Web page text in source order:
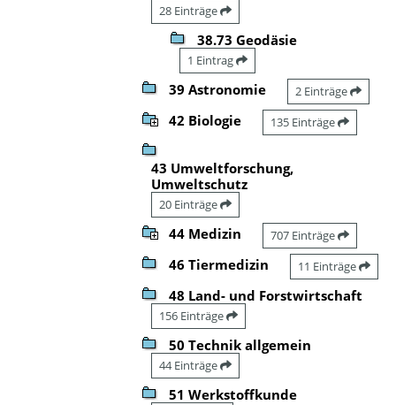
28 Einträge
38.73 Geodäsie
1 Eintrag
39 Astronomie 2 Einträge
42 Biologie 135 Einträge
43 Umweltforschung,
Umweltschutz
20 Einträge
44 Medizin 707 Einträge
46 Tiermedizin 11 Einträge
48 Land- und Forstwirtschaft
156 Einträge
50 Technik allgemein
44 Einträge
51 Werkstoffkunde